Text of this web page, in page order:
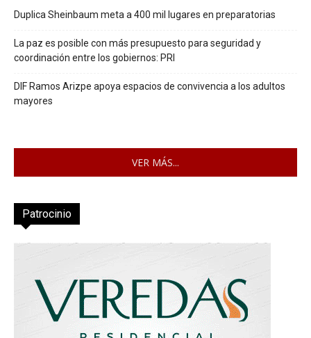
Duplica Sheinbaum meta a 400 mil lugares en preparatorias
La paz es posible con más presupuesto para seguridad y
coordinación entre los gobiernos: PRI
DIF Ramos Arizpe apoya espacios de convivencia a los adultos
mayores
VER MÁS...
Patrocinio